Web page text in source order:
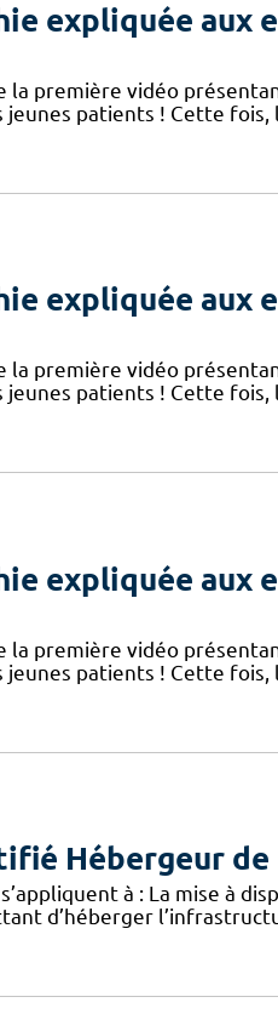
expliquée aux
la première vidéo
patients ! Cette fois,
expliquée aux
la première vidéo
patients ! Cette fois,
expliquée aux
la première vidéo
patients ! Cette fois,
Hébergeur de
à : La mise à
d’héberger